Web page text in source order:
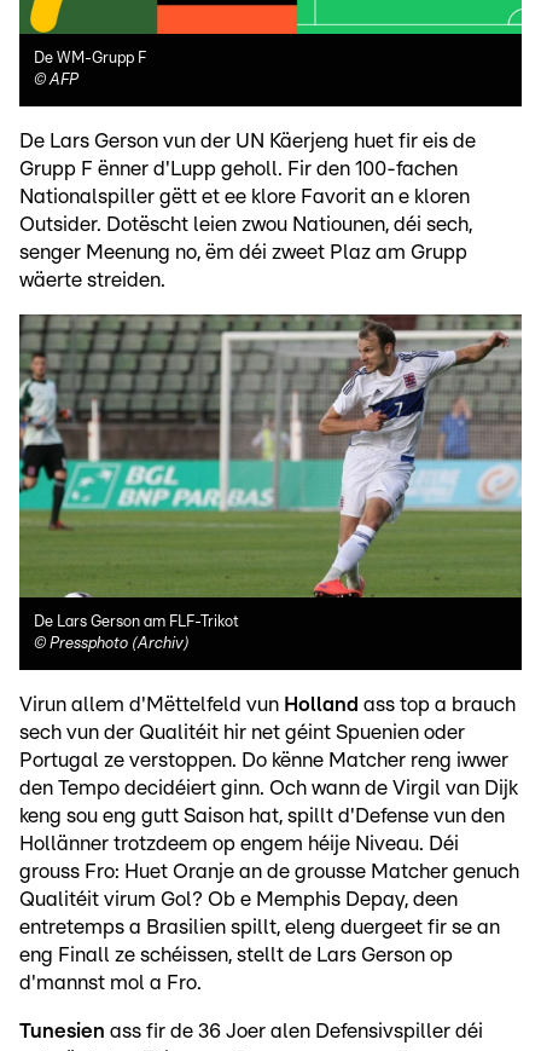
De WM-Grupp F
©AFP
De Lars Gerson vun der UN Käerjeng huet fir eis de
Grupp F ënner d'Lupp geholl. Fir den 100-fachen
Nationalspiller gëtt et ee klore Favorit an e kloren
Outsider. Dotëscht leien zwou Natiounen, déi sech,
senger Meenung no, ëm déi zweet Plaz am Grupp
wäerte streiden.
De Lars Gerson am FLF-Trikot
© Pressphoto (Archiv)
Virun allem d'Mëttelfeld vun Holland ass top a brauch
sech vun der Qualitéit hir net géint Spuenien oder
Portugal ze verstoppen. Do kënne Matcher reng iwwer
den Tempo decidéiert ginn. Och wann de Virgil van Dijk
keng sou eng gutt Saison hat, spillt d'Defense vun den
Hollänner trotzdeem op engem héije Niveau. Déi
grouss Fro: Huet Oranje an de grousse Matcher genuch
Qualitéit virum Gol? Ob e Memphis Depay, deen
entretemps a Brasilien spillt, eleng duergeet fir se an
eng Finall ze schéissen, stellt de Lars Gerson op
d'mannst mol a Fro.
Tunesien ass fir de 36 Joer alen Defensivspiller déi